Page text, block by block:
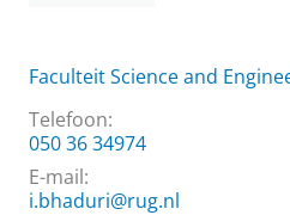
Faculteit Science and
Telefoon:
050 36 34974
E-mail:
i.bhaduri@rug.nl